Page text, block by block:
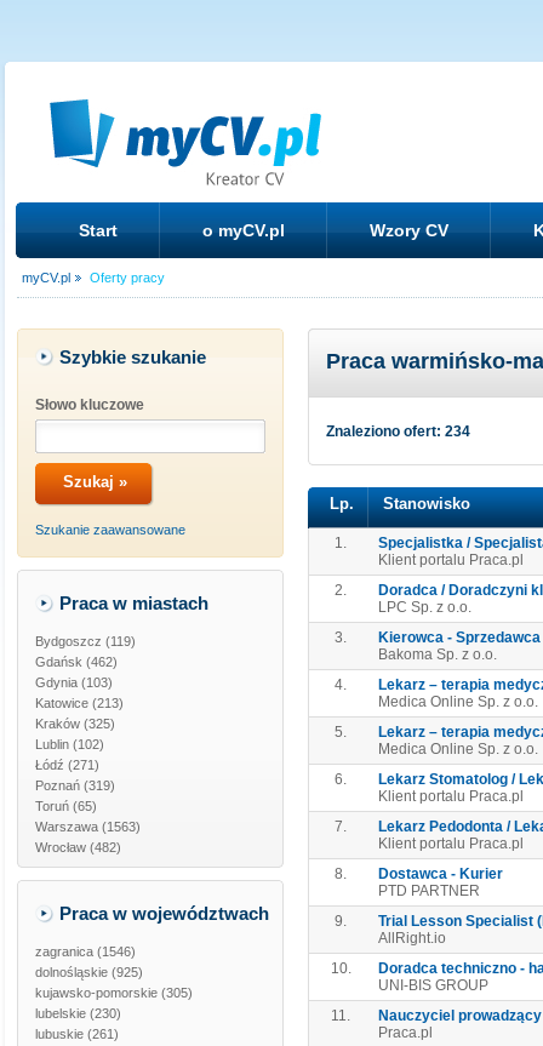
Start o myCV.pl Wzory CV
myCV.pl Oferty pracy
Szybkie szukanie
Słowo kluczowe
Szukanie zaawansowane
Praca w miastach
Bydgoszcz (119)
Gdańsk (462)
Gdynia (103)
Katowice (213)
Kraków (325)
Lublin (102)
Łódź (271)
Poznań (319)
Toruń (65)
Warszawa (1563)
Wrocław (482)
Praca w województwach
zagranica (1546)
dolnośląskie (925)
kujawsko-pomorskie (305)
lubelskie (230)
lubuskie (261)
Praca warmińsko-
Znaleziono ofert: 234
Lp. Stanowisko
1.
Specjalistka /
Klient portalu Praca.pl
2.
Doradca / Doradczyni
LPC Sp. z o.o.
3.
Kierowca -
Bakoma Sp. z o.o.
4.
Lekarz – terapia
Medica Online Sp. z
5.
Lekarz – terapia
Medica Online Sp. z
6.
Lekarz Stomatolog /
Klient portalu Praca.pl
7.
Lekarz Pedodonta /
Klient portalu Praca.pl
8.
Dostawca - Kurier
PTD PARTNER
9.
Trial Lesson Specialist
AllRight.io
10.
Doradca techniczno -
UNI-BIS GROUP
11.
Nauczyciel
Praca.pl